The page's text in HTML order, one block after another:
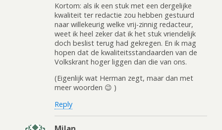
Kortom: als ik een stuk met een dergelijke
kwaliteit ter redactie zou hebben gestuurd
naar willekeurig welke vrij-zinnig redacteur,
weet ik heel zeker dat ik het stuk vriendelijk
doch beslist terug had gekregen. En ik mag
hopen dat de kwaliteitsstandaarden van de
Volkskrant hoger liggen dan die van ons.
(Eigenlijk wat Herman zegt, maar dan met
meer woorden 😉 )
Reply